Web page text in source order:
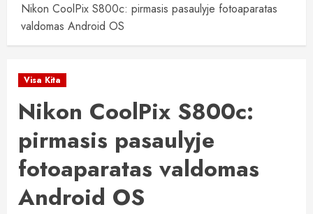
Nikon CoolPix S800c: pirmasis pasaulyje fotoaparatas
valdomas Android OS
Visa Kita
Nikon CoolPix S800c:
pirmasis pasaulyje
fotoaparatas valdomas
Android OS